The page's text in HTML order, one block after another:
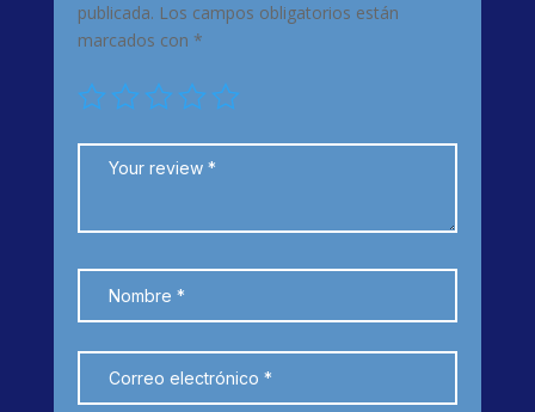
publicada. Los campos obligatorios están
marcados con *